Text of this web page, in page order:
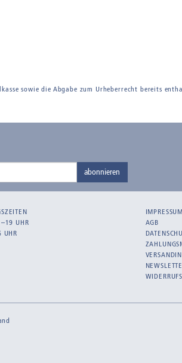
sowie die Abgabe zum Urheberrecht bereits
abonnieren
UHR
UHR
IMPRESSUM
AGB